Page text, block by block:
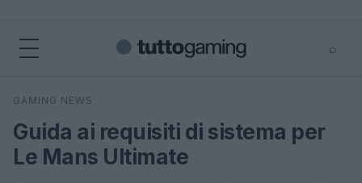
⌕
Cerca
GAMING NEWS
Guida ai requisiti di sistema per
Le Mans Ultimate